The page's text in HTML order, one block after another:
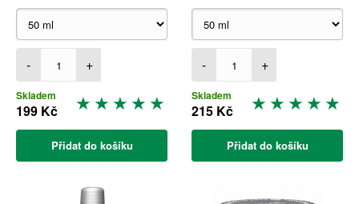
- +
Skladem
199 Kč
Přidat do košíku
- +
Skladem
215 Kč
Přidat do košíku